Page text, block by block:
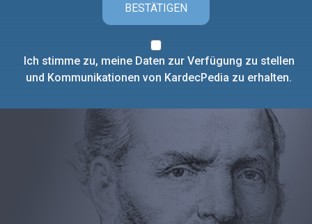
BESTÄTIGEN
Ich stimme zu, meine Daten zur Verfügung zu stellen
und Kommunikationen von KardecPedia zu erhalten.